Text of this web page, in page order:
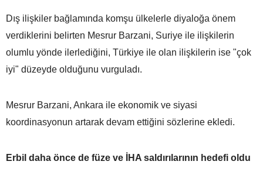
Dış ilişkiler bağlamında komşu ülkelerle diyaloğa önem
verdiklerini belirten Mesrur Barzani, Suriye ile ilişkilerin
olumlu yönde ilerlediğini, Türkiye ile olan ilişkilerin ise "çok
iyi" düzeyde olduğunu vurguladı.
Mesrur Barzani, Ankara ile ekonomik ve siyasi
koordinasyonun artarak devam ettiğini sözlerine ekledi.
Erbil daha önce de füze ve İHA saldırılarının hedefi oldu